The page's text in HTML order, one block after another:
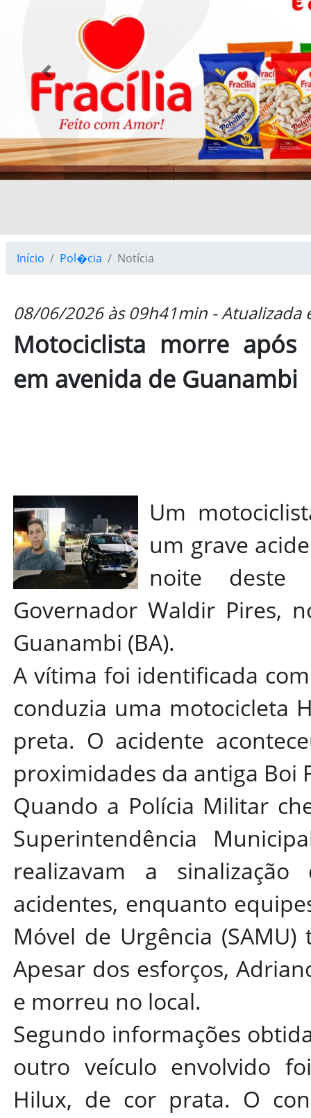
Previous
Início Pol�cia Notícia
08/06/2026 às 09h41min -
Motociclista morre
em avenida de Guanambi
Um
um grave
noite deste
Governador Waldir Pires,
Guanambi (BA).
A vítima foi identificada
conduzia uma motocicleta
preta. O acidente
proximidades da antiga Boi
Quando a Polícia Militar
Superintendência
realizavam a
acidentes, enquanto
Móvel de Urgência
Apesar dos esforços,
e morreu no local.
Segundo informações
outro veículo envolvido
Hilux, de cor prata. O